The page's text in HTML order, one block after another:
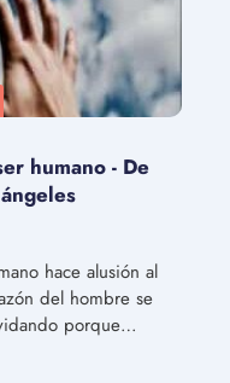
humano - De
hace alusión al
del hombre se
porque…